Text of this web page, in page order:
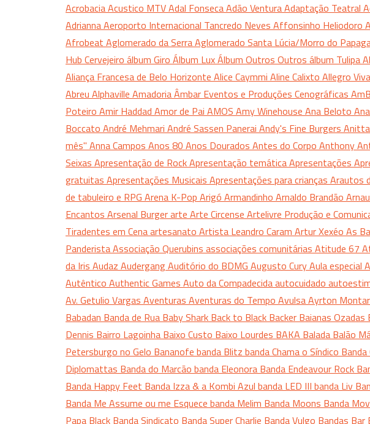
AcrobaciaAcustico MTVAdal FonsecaAdão VenturaAdaptação Teatral
AdriannaAeroporto Internacional Tancredo Neves Affonsinho Heliodoro
Afrobeat Aglomerado da SerraAglomerado Santa Lúcia/Morro do
Hub Cervejeiro álbum Giro Álbum LuxÁlbum Outros Outros álbum Tulipa
Aliança Francesa de Belo Horizonte Alice Caymmi Aline Calixto Allegro
Abreu Alphaville AmadoriaÂmbar Eventos e Produções Cenográficas
Poteiro Amir Haddad Amor de Pai AMOS Amy Winehouse Ana Beloto
Boccato André Mehmari André Sassen Panerai Andy's Fine Burgers Anitta
mês" Anna Campos Anos 80 Anos Dourados Antes do Corpo Anthony
Seixas Apresentação de RockApresentação temáticaApresentações
gratuitas Apresentações Musicais Apresentações para crianças Arautos
de tabuleiro e RPG Arena K-Pop Arigó Armandinho Arnaldo Brandão
Encantos Arsenal Burgerarte Arte Circense Artelivre Produção e
Tiradentes em Cenaartesanato Artista Leandro Caram Artur Xexéo As
PanderistaAssociação Querubins associações comunitárias Atitude 67
da Iris Audaz AudergangAuditório do BDMG Augusto CuryAula especial
Autêntico Authentic Games Auto da Compadecidaautocuidado
Av. Getulio Vargas Aventuras Aventuras do Tempo AvulsaAyrton
Babadan Banda de Rua Baby Shark Back to Black Backer Baianas Ozadas
Dennis Bairro Lagoinha Baixo Custo Baixo Lourdes BAKA Balada Balão
Petersburgo no Gelo Bananofe banda Blitz banda Chama o Síndico Banda
Diplomattas Banda do Marcão banda Eleonora Banda Endeavour Rock
Banda Happy Feet Banda Izza & a Kombi Azul banda LED III banda Liv
Banda Me Assume ou me Esquece banda Melim Banda Moons Banda
Papa Black Banda Sindicato Banda Super Charlie Banda Vulgo Bandas Bar